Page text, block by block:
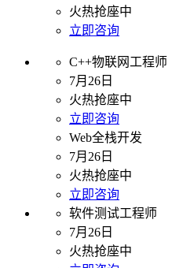
火热抢座中
立即咨询
C++物联网工程师
7月26日
火热抢座中
立即咨询
Web全栈开发
7月26日
火热抢座中
立即咨询
软件测试工程师
7月26日
火热抢座中